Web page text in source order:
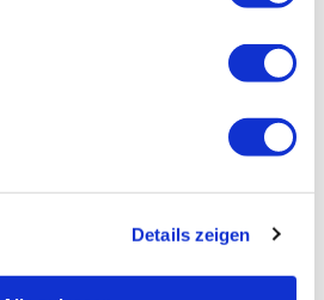
Details zeigen